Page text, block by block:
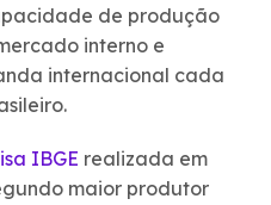
de produção
interno e
internacional cada
IBGE realizada em
maior produtor